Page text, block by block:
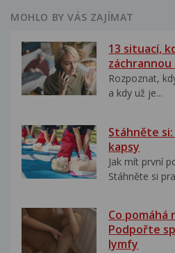
MOHLO BY VÁS ZAJÍMAT
13 situací,
záchrannou
Rozpoznat,
a kdy už je...
Stáhněte
kapsy
Jak mít první
Stáhněte si
Co pomáhá
Podpořte
lymfy